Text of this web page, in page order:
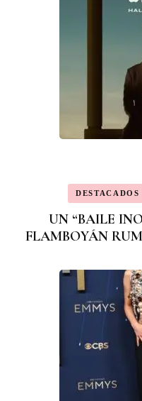
DESTACADOS
UN “BAILE
FLAMBOYÁN